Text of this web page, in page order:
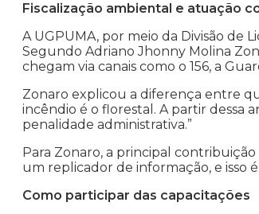
Fiscalização ambiental e atuação
A UGPUMA, por meio da Divisão de
Segundo Adriano Jhonny Molina
chegam via canais como o 156, a
Zonaro explicou a diferença entre
incêndio é o florestal. A partir dessa
penalidade administrativa.”
Para Zonaro, a principal
um replicador de informação, e isso
Como participar das capacitações